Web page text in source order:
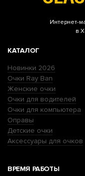
Интернет-
в
КАТАЛОГ
Новинки 2026
Очки Ray Ban
Женские очки
Очки для водителей
Очки для компьютера
Оправы
Детские очки
Аксессуары для очков
ВРЕМЯ РАБОТЫ